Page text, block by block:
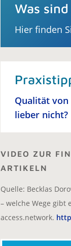
Was
Hier finden
Qualität
lieber nicht?
VIDEO ZUR
ARTIKELN
Quelle: Becklas
– welche Wege gibt
access.network.